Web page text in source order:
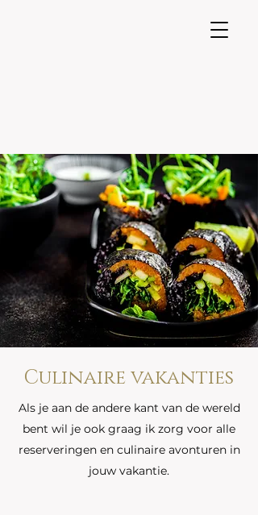
Culinaire vakanties
Als je aan de andere kant van de wereld
bent wil je ook graag ik zorg voor alle
reserveringen en culinaire avonturen in
jouw vakantie.